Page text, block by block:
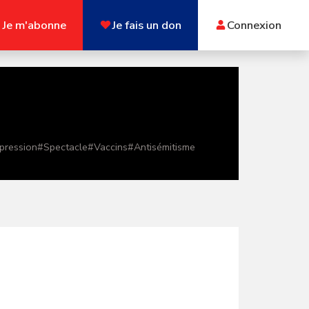
Je m'abonne Je fais un don Connexion
#Spectacle#Vaccins#Antisémitisme